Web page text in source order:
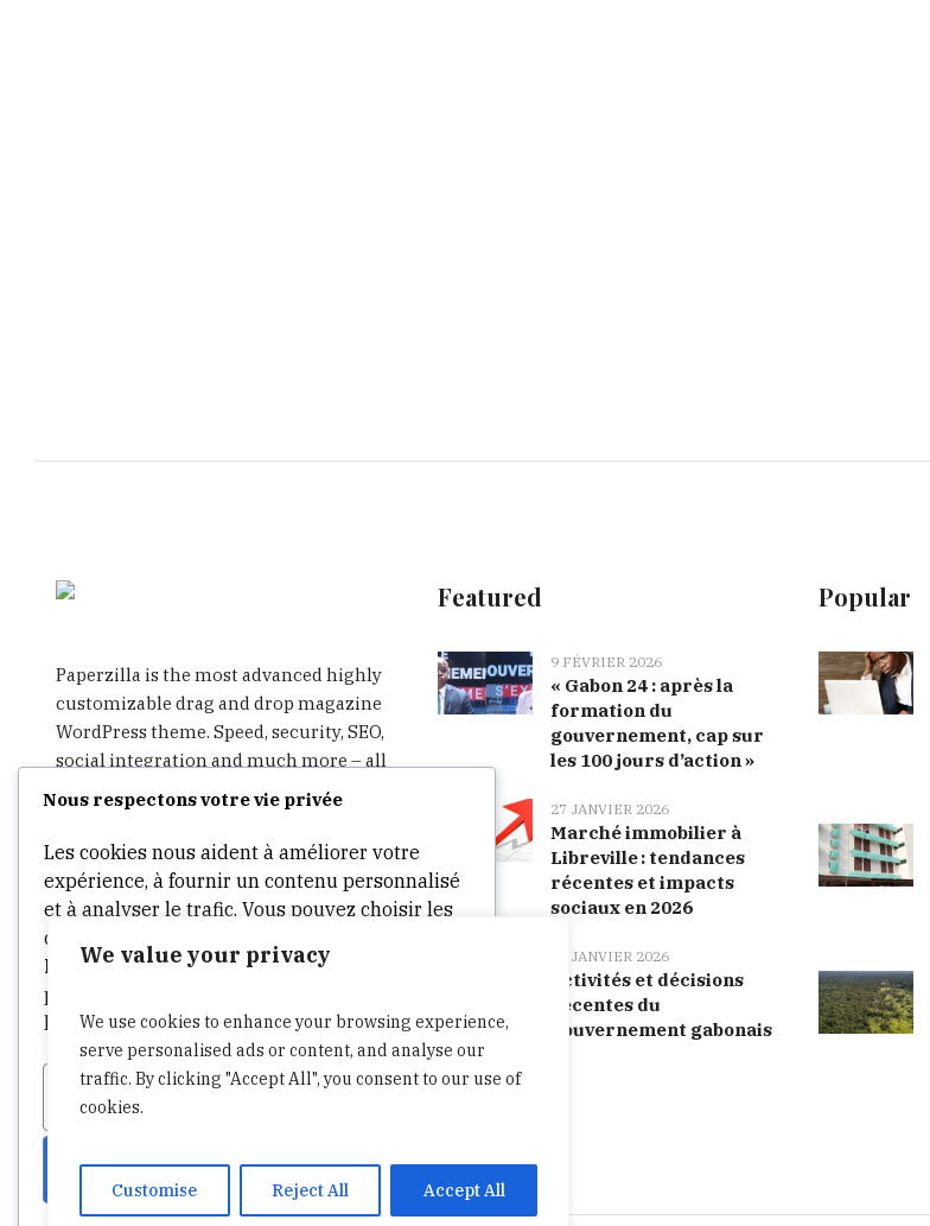
We value your privacy
We use cookies to enhance your browsing experience,
serve personalised ads or content, and analyse our
traffic. By clicking "Accept All", you consent to our use of
cookies.
Customise Reject All Accept All
Nous respectons votre vie privée
Les cookies nous aident à améliorer votre
expérience, à fournir un contenu personnalisé
et à analyser le trafic. Vous pouvez choisir les
cookies à autoriser en cliquant sur
Personnaliser . Cliquez surAccepter tout
pour consentir ou
les cookies non essentiels.
Personnaliser
Tout accepter
Paperzilla is the most advanced highly
customizable drag and drop magazine
WordPress theme. Speed, security, SEO,
social integration and much more – all
in one theme. Start writing, publishing,
Featured
9 FÉVRIER 2026
« Gabon 24 : après la
formation du
gouvernement, cap sur
les 100 jours d’action »
27 JANVIER 2026
Marché immobilier à
Libreville : tendances
récentes et impacts
sociaux en 2026
27 JANVIER 2026
Activités et décisions
récentes du
gouvernement gabonais
Popular